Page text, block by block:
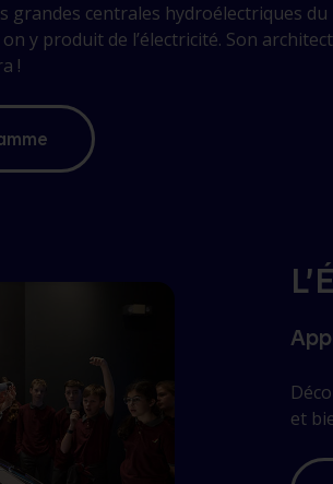
grandes centrales hydroélectriques
y produit de l’électricité. Son
!
et